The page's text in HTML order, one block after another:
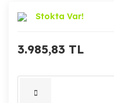
Stokta Var!
3.985,83 TL